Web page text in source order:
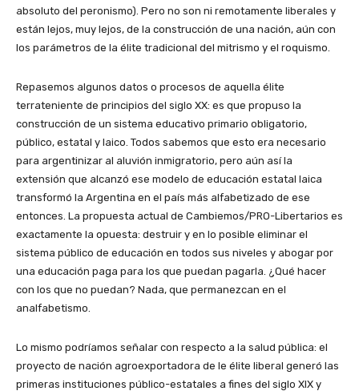
absoluto del peronismo). Pero no son ni remotamente liberales y
están lejos, muy lejos, de la construcción de una nación, aún con
los parámetros de la élite tradicional del mitrismo y el roquismo.
Repasemos algunos datos o procesos de aquella élite
terrateniente de principios del siglo XX: es que propuso la
construcción de un sistema educativo primario obligatorio,
público, estatal y laico. Todos sabemos que esto era necesario
para argentinizar al aluvión inmigratorio, pero aún así la
extensión que alcanzó ese modelo de educación estatal laica
transformó la Argentina en el país más alfabetizado de ese
entonces. La propuesta actual de Cambiemos/PRO-Libertarios es
exactamente la opuesta: destruir y en lo posible eliminar el
sistema público de educación en todos sus niveles y abogar por
una educación paga para los que puedan pagarla. ¿Qué hacer
con los que no puedan? Nada, que permanezcan en el
analfabetismo.
Lo mismo podríamos señalar con respecto a la salud pública: el
proyecto de nación agroexportadora de le élite liberal generó las
primeras instituciones público-estatales a fines del siglo XIX y